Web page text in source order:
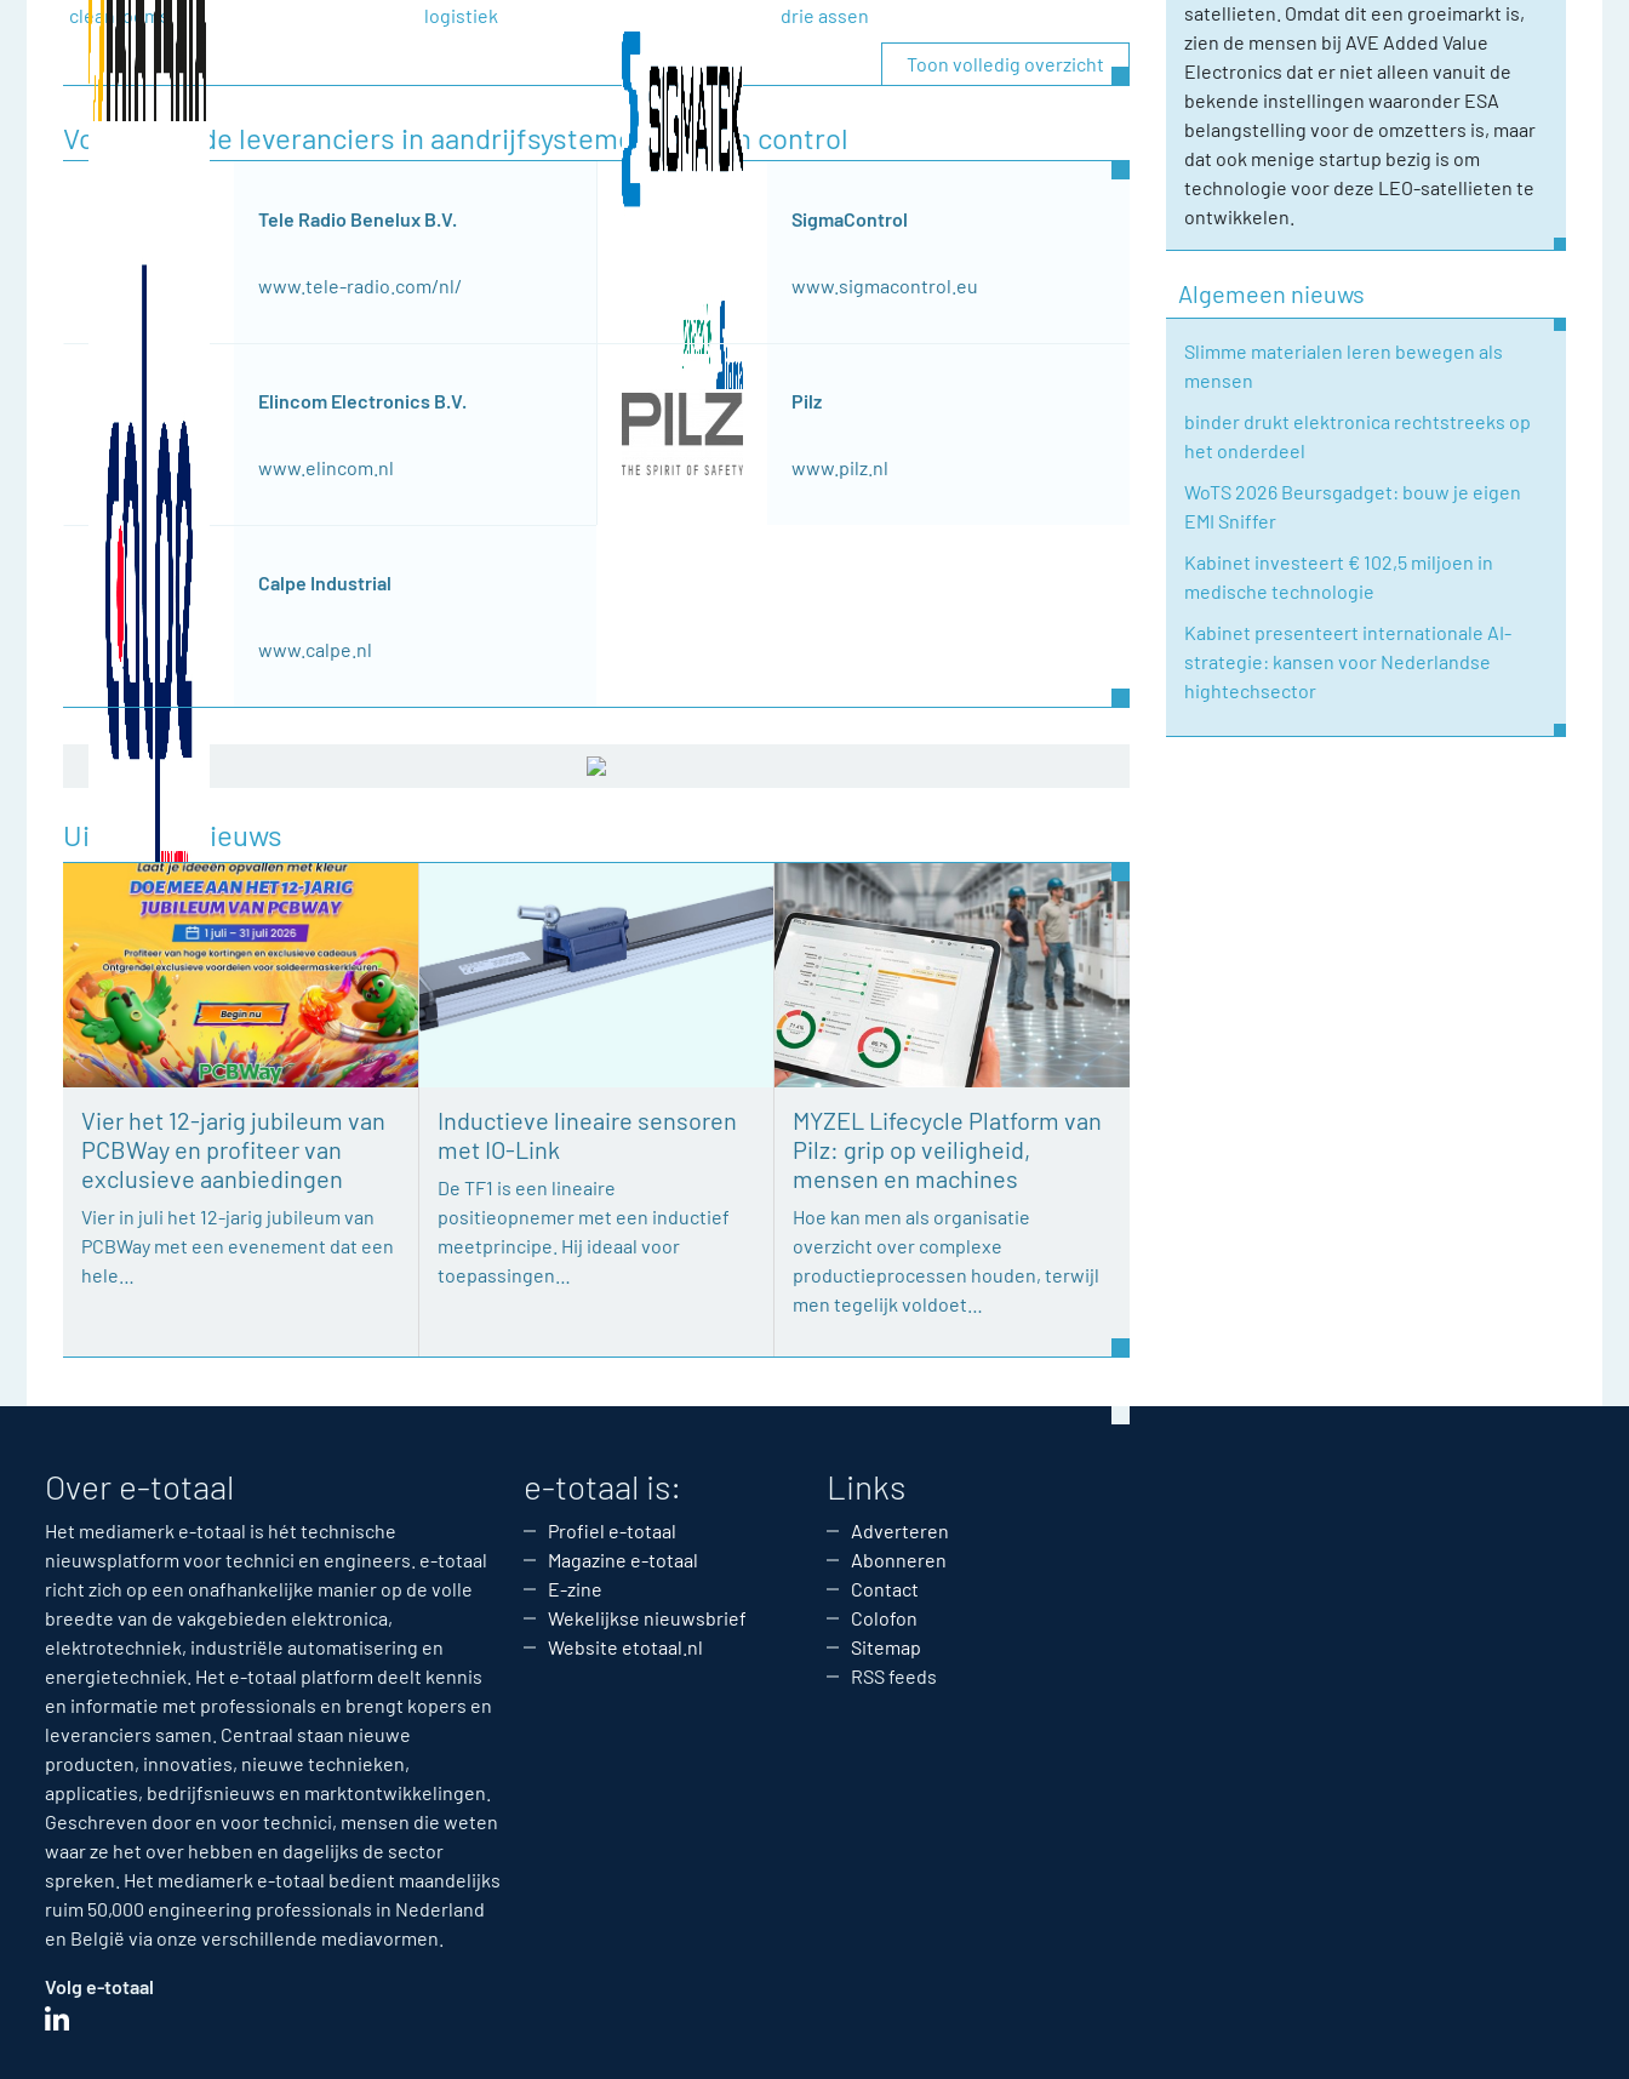
cleanrooms
logistiek
drie assen
Toon volledig overzicht
Voorgestelde leveranciers in aandrijfsystemen/motion control
Tele Radio Benelux B.V.
www.tele-radio.com/nl/
SigmaControl
www.sigmacontrol.eu
Elincom Electronics B.V.
www.elincom.nl
Pilz
www.pilz.nl
Calpe Industrial
www.calpe.nl
Uitgelicht nieuws
Vier het 12-jarig jubileum van
PCBWay en profiteer van
exclusieve aanbiedingen
Vier in juli het 12-jarig jubileum van
PCBWay met een evenement dat een
hele…
Inductieve lineaire sensoren
met IO-Link
De TF1 is een lineaire
positieopnemer met een inductief
meetprincipe. Hij ideaal voor
toepassingen…
MYZEL Lifecycle Platform van
Pilz: grip op veiligheid,
mensen en machines
Hoe kan men als organisatie
overzicht over complexe
productieprocessen houden, terwijl
men tegelijk voldoet…
satellieten. Omdat dit een groeimarkt is,
zien de mensen bij AVE Added Value
Electronics dat er niet alleen vanuit de
bekende instellingen waaronder ESA
belangstelling voor de omzetters is, maar
dat ook menige startup bezig is om
technologie voor deze LEO-satellieten te
ontwikkelen.
Algemeen nieuws
Slimme materialen leren bewegen als
mensen
binder drukt elektronica rechtstreeks op
het onderdeel
WoTS 2026 Beursgadget: bouw je eigen
EMI Sniffer
Kabinet investeert € 102,5 miljoen in
medische technologie
Kabinet presenteert internationale AI-
strategie: kansen voor Nederlandse
hightechsector
Over e-totaal
Het mediamerk e-totaal is hét technische
nieuwsplatform voor technici en engineers. e-totaal
richt zich op een onafhankelijke manier op de volle
breedte van de vakgebieden elektronica,
elektrotechniek, industriële automatisering en
energietechniek. Het e-totaal platform deelt kennis
en informatie met professionals en brengt kopers en
leveranciers samen. Centraal staan nieuwe
producten, innovaties, nieuwe technieken,
applicaties, bedrijfsnieuws en marktontwikkelingen.
Geschreven door en voor technici, mensen die weten
waar ze het over hebben en dagelijks de sector
spreken. Het mediamerk e-totaal bedient maandelijks
ruim 50,000 engineering professionals in Nederland
en België via onze verschillende mediavormen.
Volg e-totaal
e-totaal is:
Profiel e-totaal
Magazine e-totaal
E-zine
Wekelijkse nieuwsbrief
Website etotaal.nl
Links
Adverteren
Abonneren
Contact
Colofon
Sitemap
RSS feeds